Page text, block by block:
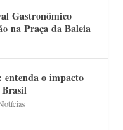
Gastronômico
na Praça da Baleia
entenda o impacto
Brasil